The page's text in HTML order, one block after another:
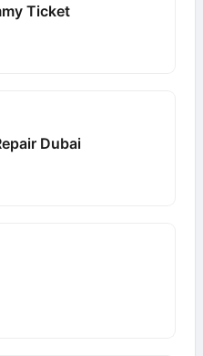
Ticket
Dubai